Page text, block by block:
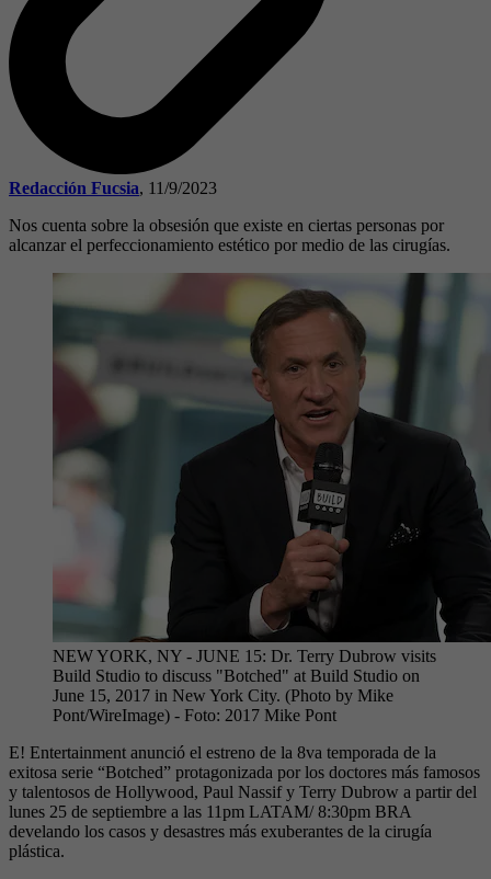
Redacción Fucsia, 11/9/2023
Nos cuenta sobre la obsesión que existe en ciertas personas por
alcanzar el perfeccionamiento estético por medio de las cirugías.
NEW YORK, NY - JUNE 15: Dr. Terry Dubrow visits
Build Studio to discuss "Botched" at Build Studio on
June 15, 2017 in New York City. (Photo by Mike
Pont/WireImage) - Foto: 2017 Mike Pont
E! Entertainment anunció el estreno de la 8va temporada de la
exitosa serie “Botched” protagonizada por los doctores más famosos
y talentosos de Hollywood, Paul Nassif y Terry Dubrow a partir del
lunes 25 de septiembre a las 11pm LATAM/ 8:30pm BRA
develando los casos y desastres más exuberantes de la cirugía
plástica.